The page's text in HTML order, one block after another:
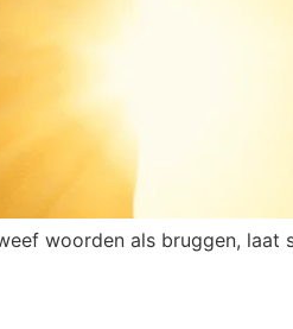
woorden als bruggen,